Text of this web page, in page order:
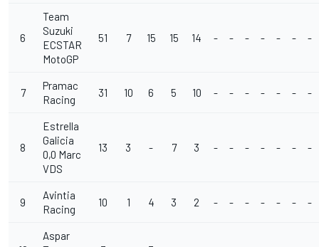
6
Team
Suzuki
ECSTAR
MotoGP
51 7 15 15 14 - - - - - - -
7
Pramac
Racing
31 10 6 5 10 - - - - - - -
8
Estrella
Galicia
0,0 Marc
VDS
13 3 - 7 3 - - - - - - -
9
Avintia
Racing
10 1 4 3 2 - - - - - - -
Aspar